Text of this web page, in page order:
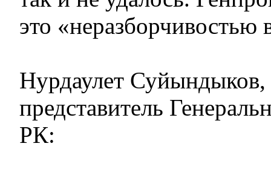
это «неразборчивостью
Нурдаулет
представитель
РК: